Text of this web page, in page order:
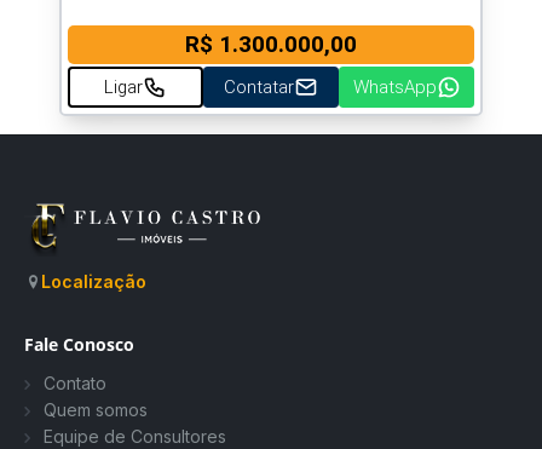
R$ 1.300.000,00
Ligar Contatar WhatsApp
Localização
Fale Conosco
Contato
Quem somos
Equipe de Consultores